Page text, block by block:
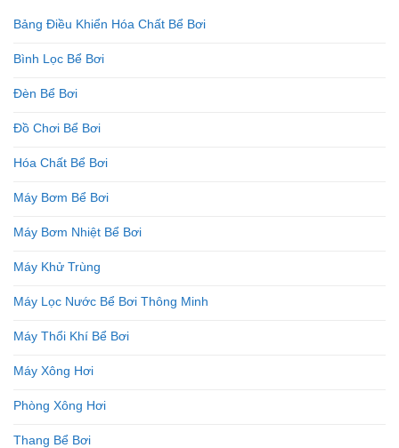
Bảng Điều Khiển Hóa Chất Bể Bơi
Bình Lọc Bể Bơi
Đèn Bể Bơi
Đồ Chơi Bể Bơi
Hóa Chất Bể Bơi
Máy Bơm Bể Bơi
Máy Bơm Nhiệt Bể Bơi
Máy Khử Trùng
Máy Lọc Nước Bể Bơi Thông Minh
Máy Thổi Khí Bể Bơi
Máy Xông Hơi
Phòng Xông Hơi
Thang Bể Bơi